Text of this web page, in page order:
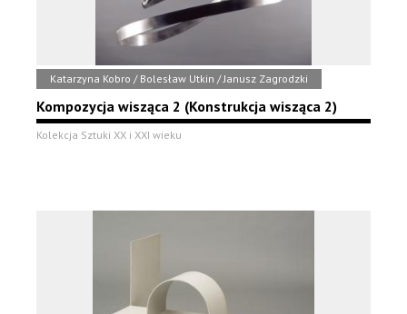
Katarzyna Kobro / Bolesław Utkin / Janusz Zagrodzki
Kompozycja wisząca 2 (Konstrukcja wisząca 2)
Kolekcja Sztuki XX i XXI wieku